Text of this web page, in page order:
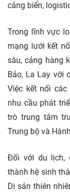
cảng biển,
Trong lĩnh vực
mạng lưới kết
sâu, cảng hàng
Bảo, La Lay với
Việc kết nối
nhu cầu phát
trò trung tâm
Trung bộ và
Đối với du lịch,
thành hệ sinh
Di sản thiên